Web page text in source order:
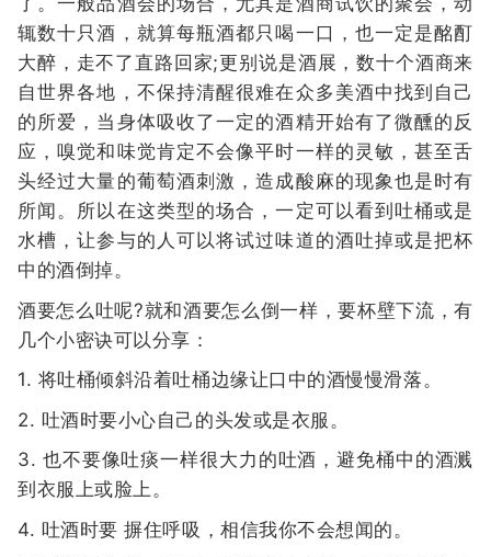
辄数十只酒，就算每瓶酒都只喝一口，也一定是酩酊
大醉，走不了直路回家;更别说是酒展，数十个酒商来
自世界各地，不保持清醒很难在众多美酒中找到自己
的所爱，当身体吸收了一定的酒精开始有了微醺的反
应，嗅觉和味觉肯定不会像平时一样的灵敏，甚至舌
头经过大量的葡萄酒刺激，造成酸麻的现象也是时有
所闻。所以在这类型的场合，一定可以看到吐桶或是
水槽，让参与的人可以将试过味道的酒吐掉或是把杯
中的酒倒掉。
酒要怎么吐呢?就和酒要怎么倒一样，要杯壁下流，有
几个小密诀可以分享：
1. 将吐桶倾斜沿着吐桶边缘让口中的酒慢慢滑落。
2. 吐酒时要小心自己的头发或是衣服。
3. 也不要像吐痰一样很大力的吐酒，避免桶中的酒溅
到衣服上或脸上。
4. 吐酒时要 摒住呼吸，相信我你不会想闻的。